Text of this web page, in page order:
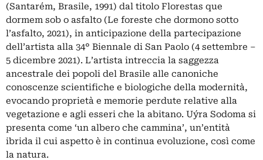
(Santarém, Brasile, 1991) dal titolo Florestas que
dormem sob o asfalto (Le foreste che dormono sotto
l’asfalto, 2021), in anticipazione della partecipazione
dell’artista alla 34° Biennale di San Paolo (4 settembre –
5 dicembre 2021). L’artista intreccia la saggezza
ancestrale dei popoli del Brasile alle canoniche
conoscenze scientifiche e biologiche della modernità,
evocando proprietà e memorie perdute relative alla
vegetazione e agli esseri che la abitano. Uýra Sodoma si
presenta come ‘un albero che cammina’, un’entità
ibrida il cui aspetto è in continua evoluzione, così come
la natura.